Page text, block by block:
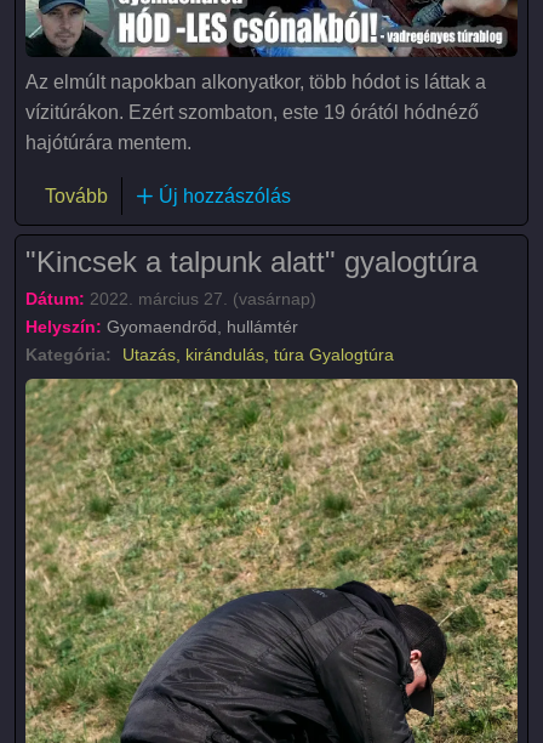
Az elmúlt napokban alkonyatkor, több hódot is láttak a
vízitúrákon. Ezért szombaton, este 19 órától hódnéző
hajótúrára mentem.
Tovább(Hód -les csónakból)
Új hozzászólás
"Kincsek a talpunk alatt" gyalogtúra
Dátum: 2022. március 27. (vasárnap)
Helyszín: Gyomaendrőd, hullámtér
Kategória:
Utazás, kirándulás, túra Gyalogtúra